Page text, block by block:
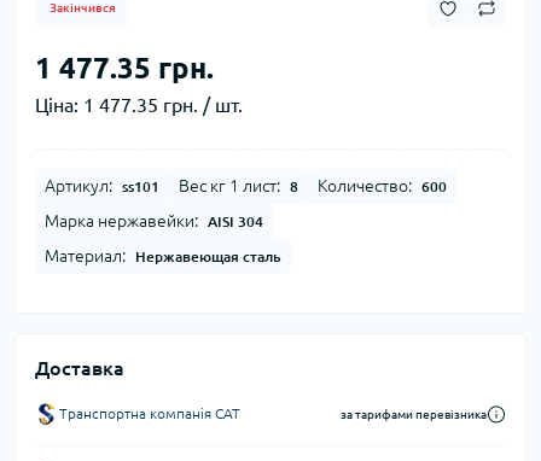
Закінчився
1 477.35 грн.
Ціна: 1 477.35 грн. / шт.
Артикул: ss101 Вес кг 1 лист: 8 Количество: 600
Марка нержавейки: AISI 304
Материал: Нержавеющая сталь
Доставка
Транспортна компанія CAT за тарифами перевізника